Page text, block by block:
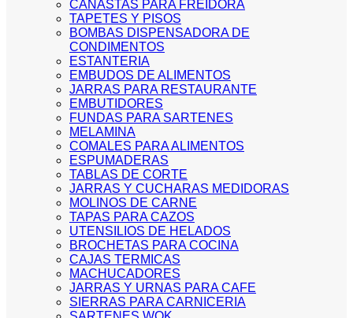
CANASTAS PARA FREIDORA
TAPETES Y PISOS
BOMBAS DISPENSADORA DE
CONDIMENTOS
ESTANTERIA
EMBUDOS DE ALIMENTOS
JARRAS PARA RESTAURANTE
EMBUTIDORES
FUNDAS PARA SARTENES
MELAMINA
COMALES PARA ALIMENTOS
ESPUMADERAS
TABLAS DE CORTE
JARRAS Y CUCHARAS MEDIDORAS
MOLINOS DE CARNE
TAPAS PARA CAZOS
UTENSILIOS DE HELADOS
BROCHETAS PARA COCINA
CAJAS TERMICAS
MACHUCADORES
JARRAS Y URNAS PARA CAFE
SIERRAS PARA CARNICERIA